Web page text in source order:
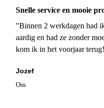
Snelle service en mooie
"Binnen 2 werkdagen had
aardig en had ze zonder
kom ik in het voorjaar
Jozef
Oss